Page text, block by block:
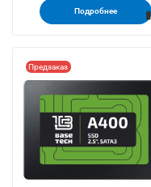
Подробнее
Предзаказ